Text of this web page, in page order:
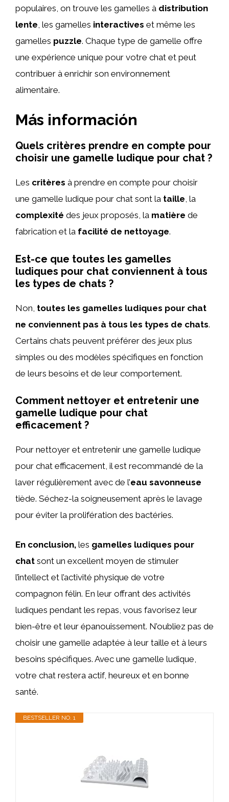
populaires, on trouve les gamelles à distribution
lente , les gamelles interactives et même les
gamelles puzzle. Chaque type de gamelle offre
une expérience unique pour votre chat et peut
contribuer à enrichir son environnement
alimentaire.
Más información
Quels critères prendre en compte pour
choisir une gamelle ludique pour chat ?
Les critères à prendre en compte pour choisir
une gamelle ludique pour chat sont la taille, la
complexité des jeux proposés, la matière de
fabrication et la facilité de nettoyage.
Est-ce que toutes les gamelles
ludiques pour chat conviennent à tous
les types de chats ?
Non, toutes les gamelles ludiques pour chat
ne conviennent pas à tous les types de chats.
Certains chats peuvent préférer des jeux plus
simples ou des modèles spécifiques en fonction
de leurs besoins et de leur comportement.
Comment nettoyer et entretenir une
gamelle ludique pour chat
efficacement ?
Pour nettoyer et entretenir une gamelle ludique
pour chat efficacement, il est recommandé de la
laver régulièrement avec de l’eau savonneuse
tiède. Séchez-la soigneusement après le lavage
pour éviter la prolifération des bactéries.
En conclusion, les gamelles ludiques pour
chat sont un excellent moyen de stimuler
l’intellect et l’activité physique de votre
compagnon félin. En leur offrant des activités
ludiques pendant les repas, vous favorisez leur
bien-être et leur épanouissement. N’oubliez pas de
choisir une gamelle adaptée à leur taille et à leurs
besoins spécifiques. Avec une gamelle ludique,
votre chat restera actif, heureux et en bonne
santé.
BESTSELLER NO. 1